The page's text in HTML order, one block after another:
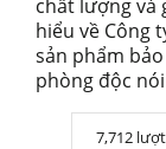
chất lượng và
hiểu về Công
sản phẩm
phòng độc
7,712